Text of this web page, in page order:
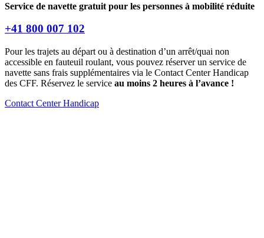
Service de navette gratuit pour les personnes à mobilité réduite
+41 800 007 102
Pour les trajets au départ ou à destination d’un arrêt/quai non
accessible en fauteuil roulant, vous pouvez réserver un service de
navette sans frais supplémentaires via le Contact Center Handicap
des CFF. Réservez le service au moins 2 heures à l’avance !
Contact Center Handicap